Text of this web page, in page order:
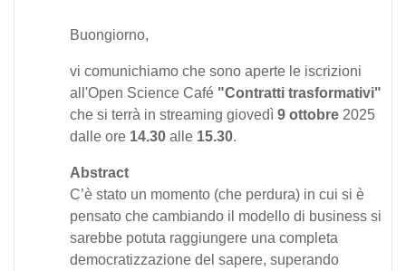
Buongiorno,
vi comunichiamo che sono aperte le iscrizioni
all'Open Science Café "Contratti trasformativi"
che si terrà in streaming giovedì 9 ottobre 2025
dalle ore 14.30 alle 15.30.
Abstract
C’è stato un momento (che perdura) in cui si è
pensato che cambiando il modello di business si
sarebbe potuta raggiungere una completa
democratizzazione del sapere, superando